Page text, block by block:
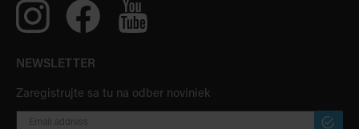
NEWSLETTER
Zaregistrujte sa tu na odber noviniek